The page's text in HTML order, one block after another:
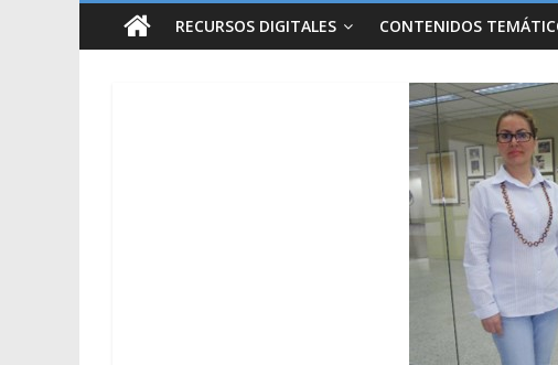
RECURSOS DIGITALES CONTENIDOS